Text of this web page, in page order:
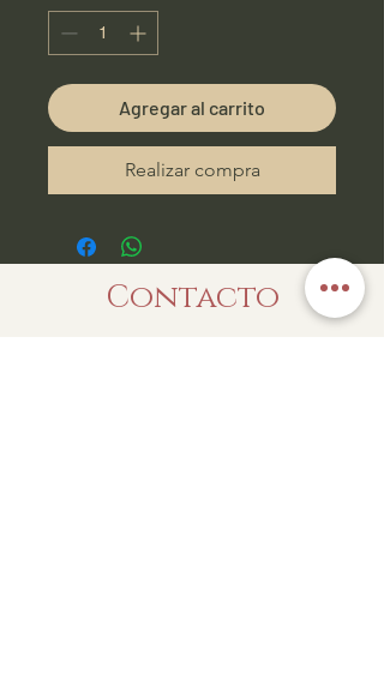
Agregar al carrito
Realizar compra
Contacto